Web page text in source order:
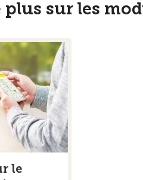
plus sur les
le